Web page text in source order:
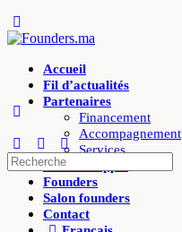
Side
Accueil
Fil d’actualités
Partenaires
Financement
Accompagnement
Services
Offres d’appui
Founders
Salon founders
Contact
Recherche
pour: